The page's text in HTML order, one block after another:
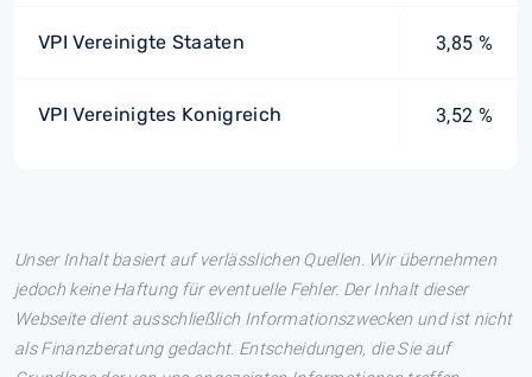
VPI Vereinigte Staaten 3,85 %
VPI Vereinigtes Konigreich 3,52 %
Unser Inhalt basiert auf verlässlichen Quellen. Wir übernehmen
jedoch keine Haftung für eventuelle Fehler. Der Inhalt dieser
Webseite dient ausschließlich Informationszwecken und ist nicht
als Finanzberatung gedacht. Entscheidungen, die Sie auf